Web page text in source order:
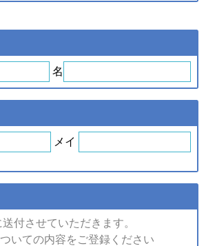
会等に
よびご連絡のため
品・サービスの提供・改良
や、新たなサービスを開発す
るため
に処理した情報については、個人の特定が
①提供する個人情報の項目
ご登録・お問い合わせをいた
名
メイ
付させていただきます。
いての内容をご登録ください